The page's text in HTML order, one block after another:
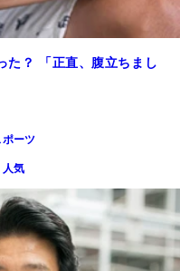
た？ 「正直、腹立ちまし
ポーツ
人気